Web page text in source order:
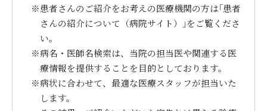
※患者さんのご紹介をお考えの医療機関の方は｢患者
さんの紹介について（病院サイト）｣をご覧くださ
い。
※病名・医師名検索は、当院の担当医や関連する医
療情報を提供することを目的としております。
※病状に合わせて、最適な医療スタッフが担当いた
します。